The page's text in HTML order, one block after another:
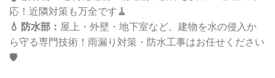
応！近隣対策も万全です🧹
💧 防水部： 屋上・外壁・地下室など、建物を水の侵入か
ら守る専門技術！雨漏り対策・防水工事はお任せください
🛡️